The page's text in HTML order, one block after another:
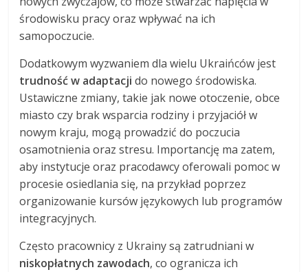
środowisku pracy oraz wpływać na ich
samopoczucie.
Dodatkowym wyzwaniem dla wielu Ukraińców jest
trudność w adaptacji do nowego środowiska.
Ustawiczne zmiany, takie jak nowe otoczenie, obce
miasto czy brak wsparcia rodziny i przyjaciół w
nowym kraju, mogą prowadzić do poczucia
osamotnienia oraz stresu. Importancję ma zatem,
aby instytucje oraz pracodawcy oferowali pomoc w
procesie osiedlania się, na przykład poprzez
organizowanie kursów językowych lub programów
integracyjnych.
Często pracownicy z Ukrainy są zatrudniani w
niskopłatnych zawodach, co ogranicza ich